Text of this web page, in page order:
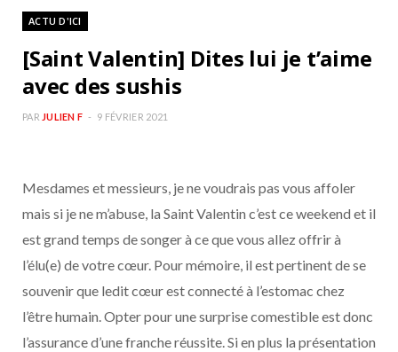
ACTU D'ICI
[Saint Valentin] Dites lui je t’aime
avec des sushis
PAR JULIEN F 9 FÉVRIER 2021
Mesdames et messieurs, je ne voudrais pas vous affoler
mais si je ne m’abuse, la Saint Valentin c’est ce weekend et il
est grand temps de songer à ce que vous allez offrir à
l’élu(e) de votre cœur. Pour mémoire, il est pertinent de se
souvenir que ledit cœur est connecté à l’estomac chez
l’être humain. Opter pour une surprise comestible est donc
l’assurance d’une franche réussite. Si en plus la présentation